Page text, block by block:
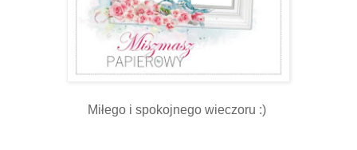
Miłego i spokojnego wieczoru :)